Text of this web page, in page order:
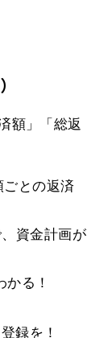
額」「総返
との返済
資金計画が
る！
録を！